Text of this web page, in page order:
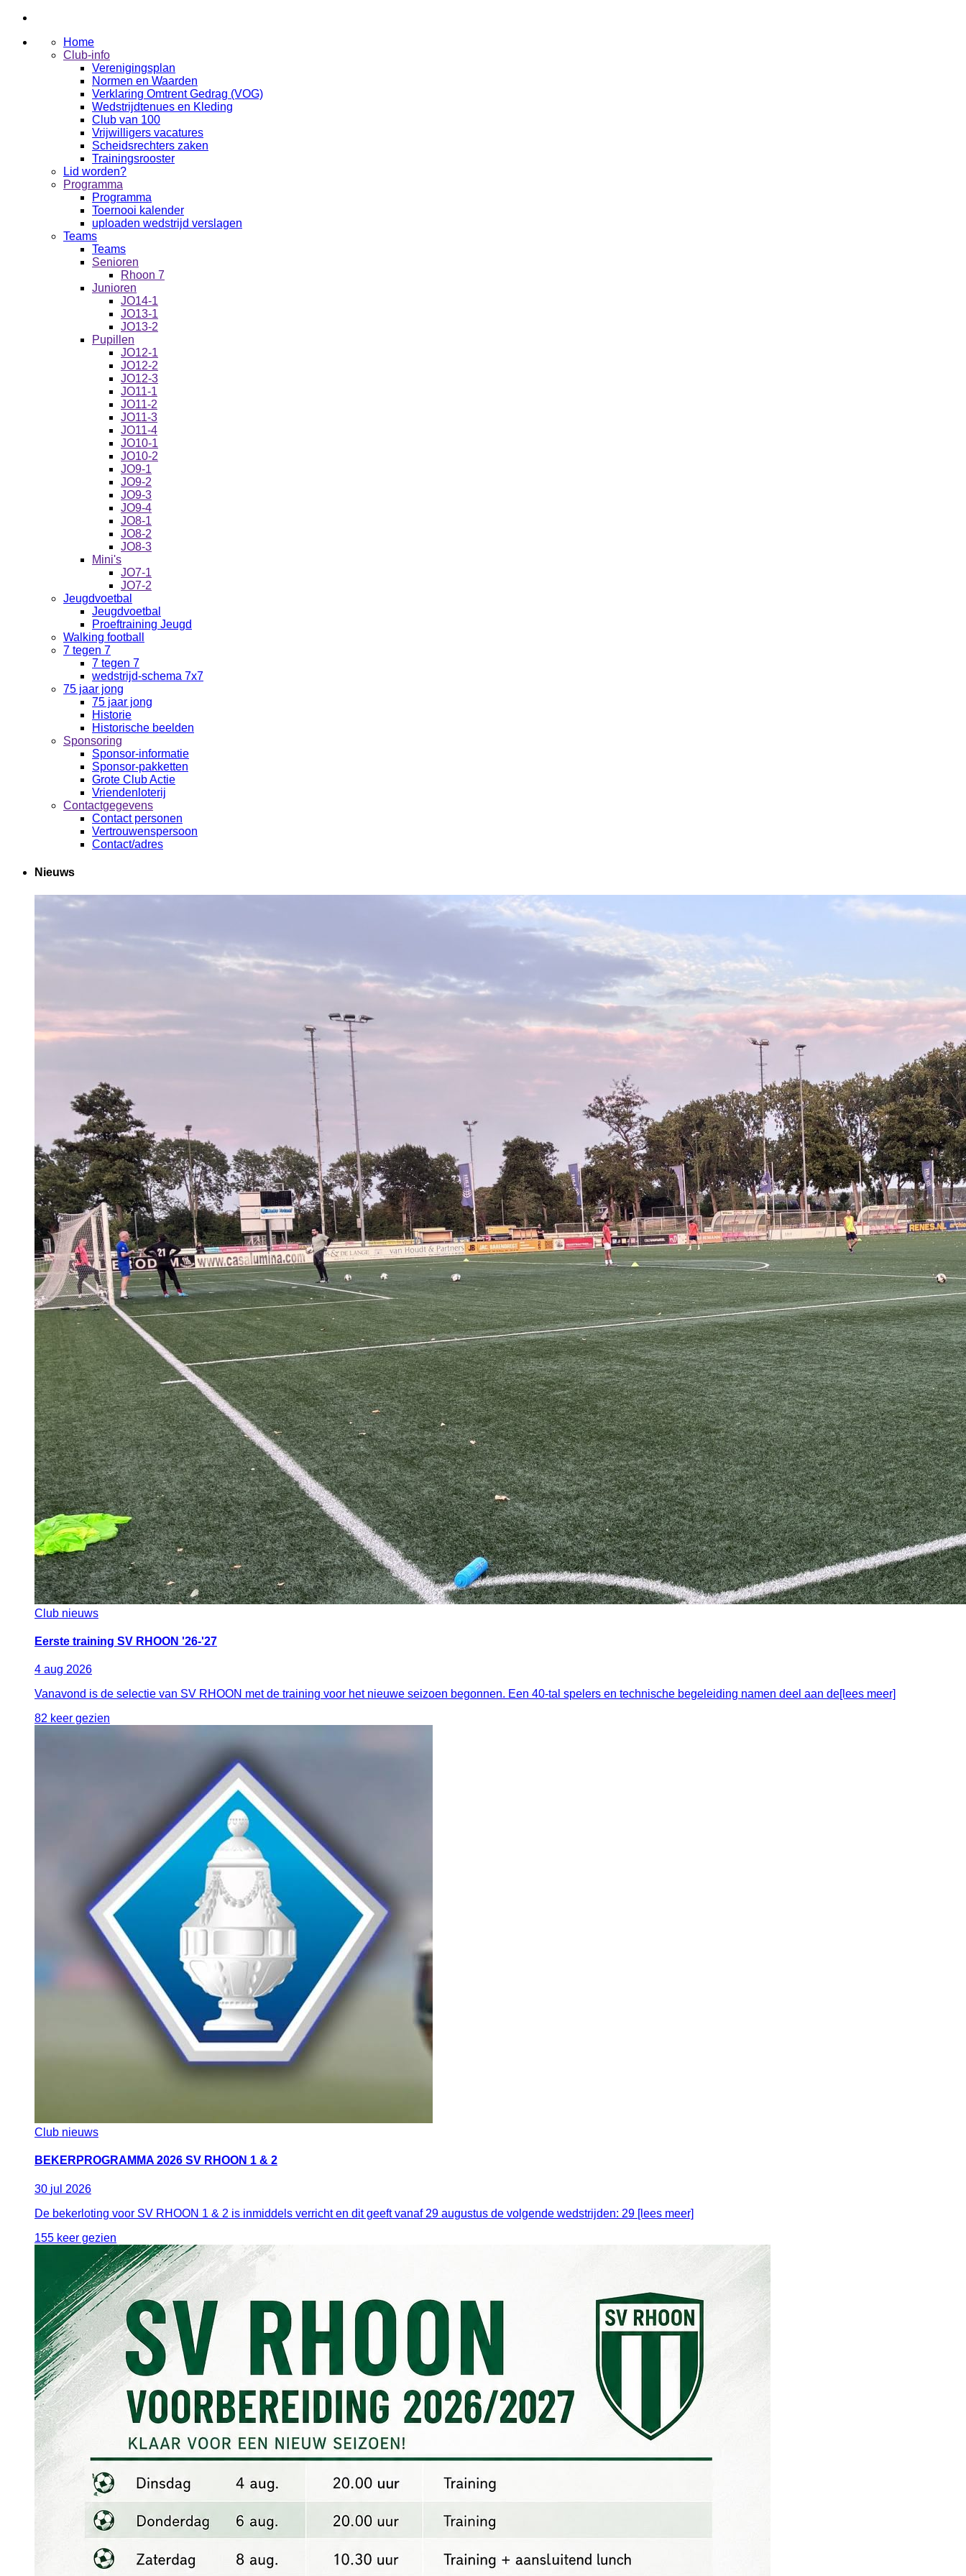
Home
Club-info
Verenigingsplan
Normen en Waarden
Verklaring Omtrent Gedrag (VOG)
Wedstrijdtenues en Kleding
Club van 100
Vrijwilligers vacatures
Scheidsrechters zaken
Trainingsrooster
Lid worden?
Programma
Programma
Toernooi kalender
uploaden wedstrijd verslagen
Teams
Teams
Senioren
Rhoon 7
Junioren
JO14-1
JO13-1
JO13-2
Pupillen
JO12-1
JO12-2
JO12-3
JO11-1
JO11-2
JO11-3
JO11-4
JO10-1
JO10-2
JO9-1
JO9-2
JO9-3
JO9-4
JO8-1
JO8-2
JO8-3
Mini's
JO7-1
JO7-2
Jeugdvoetbal
Jeugdvoetbal
Proeftraining Jeugd
Walking football
7 tegen 7
7 tegen 7
wedstrijd-schema 7x7
75 jaar jong
75 jaar jong
Historie
Historische beelden
Sponsoring
Sponsor-informatie
Sponsor-pakketten
Grote Club Actie
Vriendenloterij
Contactgegevens
Contact personen
Vertrouwenspersoon
Contact/adres
Nieuws
Club nieuws
Eerste training SV RHOON '26-'27
4 aug 2026
Vanavond is de selectie van SV RHOON met de training voor het nieuwe seizoen begonnen. Een 40-tal spelers en technische begeleiding namen deel aan de[lees meer]
82 keer gezien
Club nieuws
BEKERPROGRAMMA 2026 SV RHOON 1 & 2
30 jul 2026
De bekerloting voor SV RHOON 1 & 2 is inmiddels verricht en dit geeft vanaf 29 augustus de volgende wedstrijden: 29 [lees meer]
155 keer gezien